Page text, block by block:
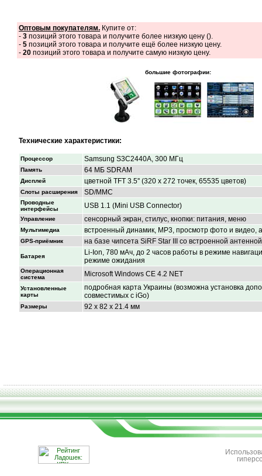
Оптовым покупателям. Купите от:
- 3 позиций этого товара и получите более низкую цену ().
- 5 позиций этого товара и получите ещё более низкую цену.
- 20 позиций этого товара и получите самую низкую цену.
большие фотографии:
Технические характеристики:
Процессор Samsung S3C2440A, 300 МГц
Память 64 МБ SDRAM
Дисплей цветной TFT 3.5'' (320 x 272 точек, 65535 цветов)
Слоты расширения SD/MMC
Проводные
интерфейсы
USB 1.1 (Mini USB Connector)
Управление сенсорный экран, стилус, кнопки: питания, меню
Мультимедиа встроенный динамик, МР3, просмотр фото и видео,
GPS-приёмник на базе чипсета SiRF Star III со встроенной антенной
Батарея
Li-Ion, 780 мАч, до 2 часов работы в режиме
режиме ожидания
Операционная
система
Microsoft Windows CE 4.2 NET
Установленные
карты
подробная карта Украины (возможна установка
совместимых с iGo)
Размеры 92 х 82 х 21.4 мм